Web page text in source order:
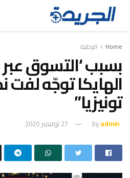
Home الوطنية
بسبب ‘التسوق
الهايكا توجّه لفت
تونيزيا”
byadmin 27 نوفمبر 2020